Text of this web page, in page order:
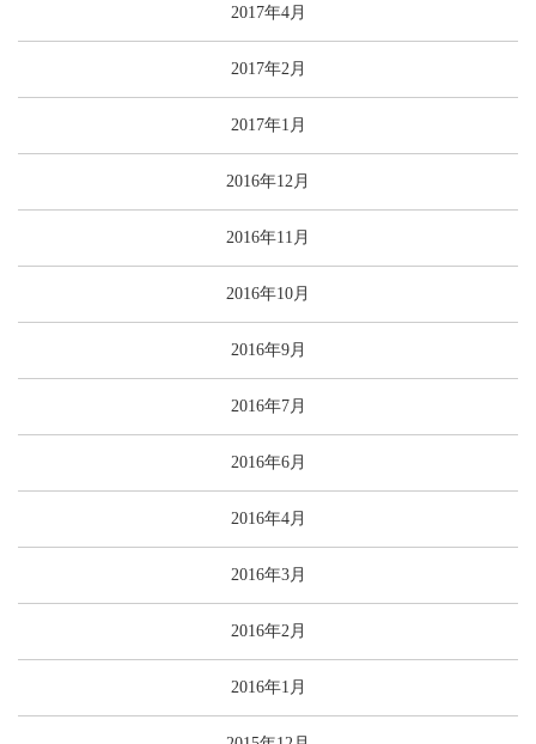
2017年4月
2017年2月
2017年1月
2016年12月
2016年11月
2016年10月
2016年9月
2016年7月
2016年6月
2016年4月
2016年3月
2016年2月
2016年1月